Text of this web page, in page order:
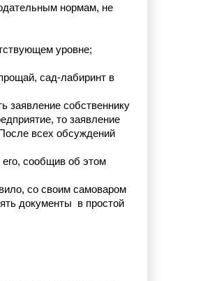
нормам, не
уровне;
сад-лабиринт в
заявление собственнику
то заявление
всех обсуждений
его, сообщив об этом
со своим самоваром
документы  в простой